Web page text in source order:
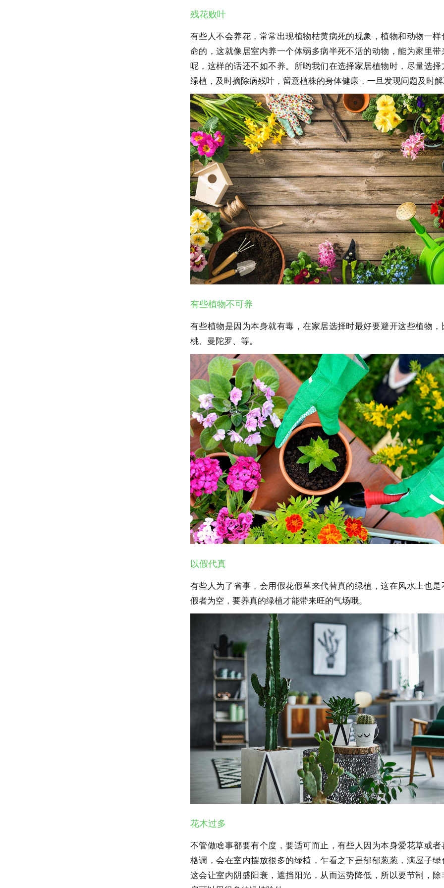
残花败叶
有些人不会养花，常常出现植物枯黄病死的现象，植物和动物一样
命的，这就像居室内养一个体弱多病半死不活的动物，能为家里带
呢，这样的话还不如不养。所哟我们在选择家居植物时，尽量选择
绿植，及时摘除病残叶，留意植株的身体健康，一旦发现问题及时
有些植物不可养
有些植物是因为本身就有毒，在家居选择时最好要避开这些植物，
桃、曼陀罗、等。
以假代真
有些人为了省事，会用假花假草来代替真的绿植，这在风水上也是
假者为空，要养真的绿植才能带来旺的气场哦。
花木过多
不管做啥事都要有个度，要适可而止，有些人因为本身爱花草或者
格调，会在室内摆放很多的绿植，乍看之下是郁郁葱葱，满屋子绿
这会让室内阴盛阳衰，遮挡阳光，从而运势降低，所以要节制，除